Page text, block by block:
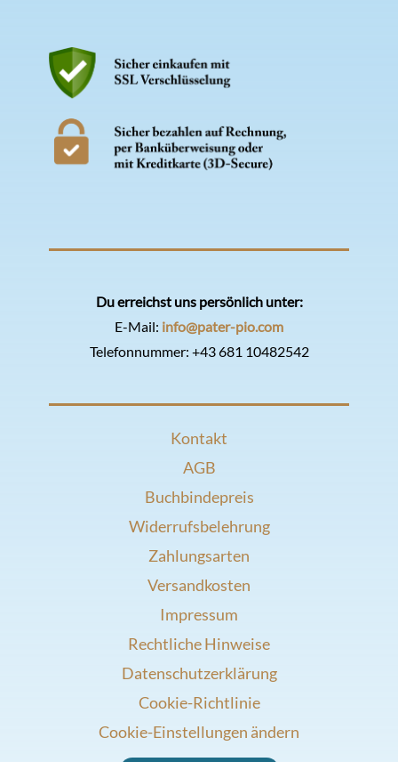
Du erreichst uns persönlich unter:
E-Mail: info@pater-pio.com
Telefonnummer: +43 681 10482542
Kontakt
AGB
Buchbindepreis
Widerrufsbelehrung
Zahlungsarten
Versandkosten
Impressum
Rechtliche Hinweise
Datenschutzerklärung
Cookie-Richtlinie
Cookie-Einstellungen ändern